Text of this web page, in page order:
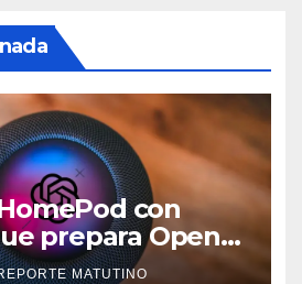
con
prepara OpenAI
una locura
MATUTINO